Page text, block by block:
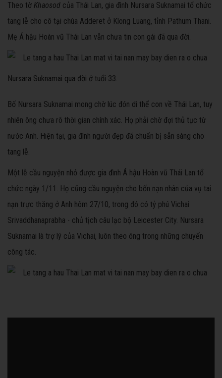
Theo tờ Khaosod của Thái Lan, gia đình Nursara Suknamai tổ chức
tang lễ cho cô tại chùa Adderet ở Klong Luang, tỉnh Pathum Thani.
Mẹ Á hậu Hoàn vũ Thái Lan vẫn chưa tin con gái đã qua đời.
Nursara Suknamai qua đời ở tuổi 33.
Bố Nursara Suknamai mong chờ lúc đón di thể con về Thái Lan, tuy
nhiên ông chưa rõ thời gian chính xác. Họ phải chờ đợi thủ tục từ
nước Anh. Hiện tại, gia đình người đẹp đã chuẩn bị sẵn sàng cho
tang lễ.
Một lễ cầu nguyện nhỏ được gia đình Á hậu Hoàn vũ Thái Lan tổ
chức ngày 1/11. Họ cũng cầu nguyện cho bốn nạn nhân của vụ tai
nạn trực thăng ở Anh hôm 27/10, trong đó có tỷ phú Vichai
Srivaddhanaprabha - chủ tịch câu lạc bộ Leicester City. Nursara
Suknamai là trợ lý của Vichai, luôn theo ông trong những chuyến
công tác.